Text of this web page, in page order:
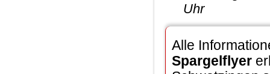
Uhr
Alle
Spargelflyer